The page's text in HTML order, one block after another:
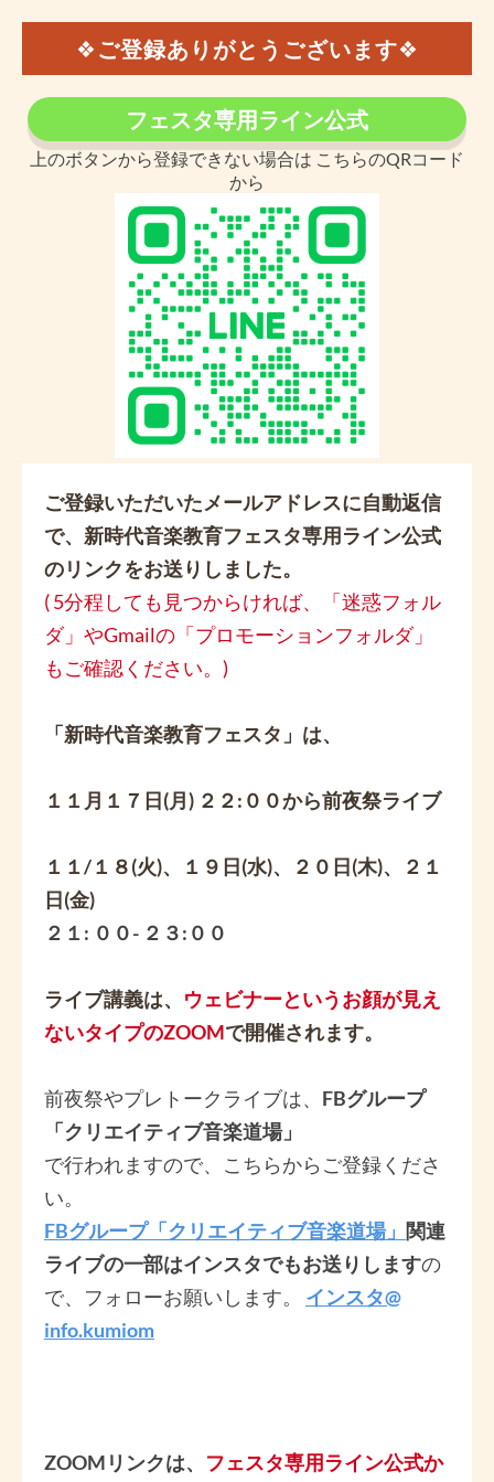
❖ ご登録ありがとうございます❖
フェスタ専用ライン公式
上のボタンから登録できない場合は こちらのQRコード
から
ご登録いただいたメールアドレスに自動返信
で、新時代音楽教育フェスタ専用ライン公式
のリンクをお送りしました。
( 5分程しても見つからければ、「迷惑フォル
ダ」やGmailの「プロモーションフォルダ」
もご確認ください。)
「新時代音楽教育フェスタ」は、
１１月１７日(月) ２２:００から前夜祭ライブ
１１/１８(火)、１９日(水)、２０日(木)、２１
日(金)
２１: ００- ２３:００
ライブ講義は、 ウェビナーというお顔が見え
ないタイプのZOOMで開催されます。
前夜祭やプレトークライブは、 FBグループ
「クリエイティブ音楽道場」
で行われますので、こちらからご登録くださ
い。
FBグループ「クリエイティブ音楽道場」 関連
ライブの一部はインスタでもお送りしますの
で、フォローお願いします。 インスタ@
info.kumiom
ZOOMリンクは、 フェスタ専用ライン公式か